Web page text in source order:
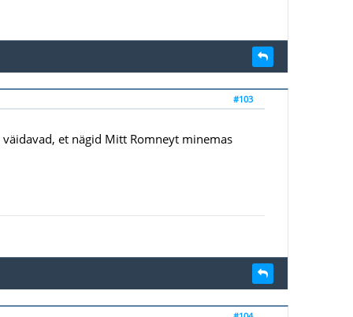
#103
et nägid Mitt Romneyt minemas